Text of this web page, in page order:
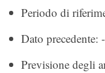
Periodo di
Dato precedente:
Previsione degli